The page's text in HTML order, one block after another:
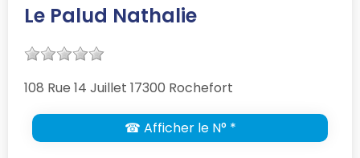
Le Palud Nathalie
108 Rue 14 Juillet 17300 Rochefort
☎ Afficher le N° *